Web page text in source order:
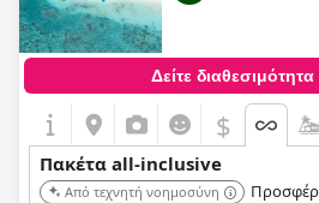
Δείτε διαθεσιμότητα
$
Πακέτα all-inclusive
Από τεχνητή νοημοσύνη